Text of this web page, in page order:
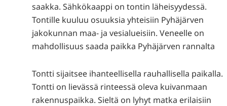
saakka. Sähkökaappi on tontin läheisyydessä.
Tontille kuuluu osuuksia yhteisiin Pyhäjärven
jakokunnan maa- ja vesialueisiin. Veneelle on
mahdollisuus saada paikka Pyhäjärven rannalta
Tontti sijaitsee ihanteellisella rauhallisella paikalla.
Tontti on lievässä rinteessä oleva kuivanmaan
rakennuspaikka. Sieltä on lyhyt matka erilaisiin